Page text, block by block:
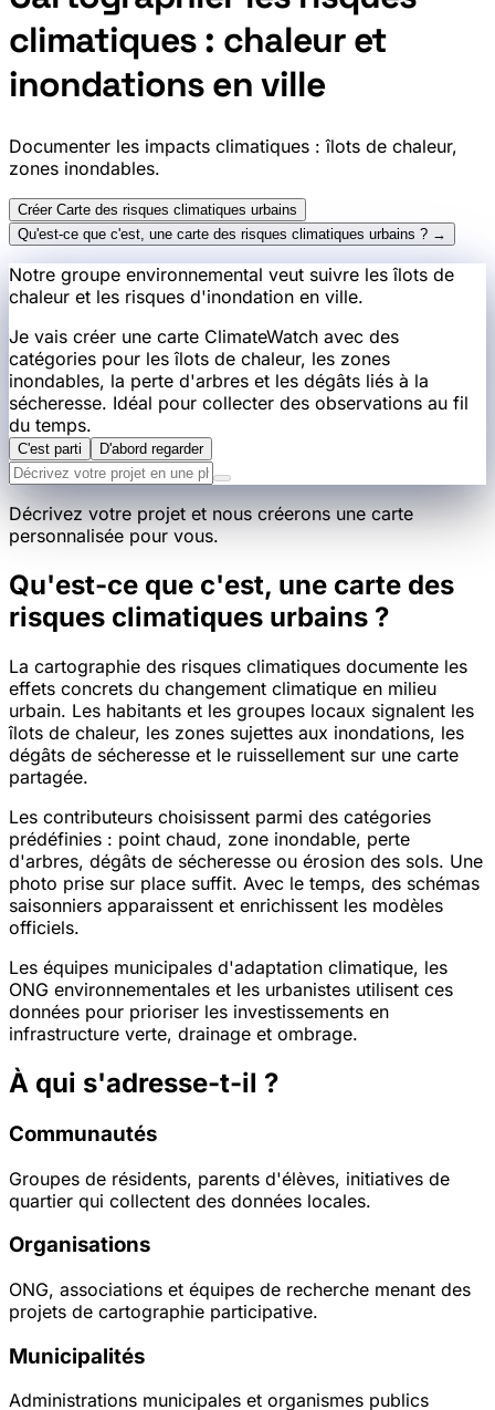
climatiques : chaleur et
inondations en ville
Documenter les impacts climatiques : îlots de chaleur,
zones inondables.
Créer Carte des risques climatiques urbains
Qu'est-ce que c'est, une carte des risques climatiques urbains ? →
Notre groupe environnemental veut suivre les îlots de
chaleur et les risques d'inondation en ville.
Je vais créer une carte ClimateWatch avec des
catégories pour les îlots de chaleur, les zones
inondables, la perte d'arbres et les dégâts liés à la
sécheresse. Idéal pour collecter des observations au fil
du temps.
C'est parti D'abord regarder
Décrivez votre projet et nous créerons une carte
personnalisée pour vous.
Qu'est-ce que c'est, une carte des
risques climatiques urbains ?
La cartographie des risques climatiques documente les
effets concrets du changement climatique en milieu
urbain. Les habitants et les groupes locaux signalent les
îlots de chaleur, les zones sujettes aux inondations, les
dégâts de sécheresse et le ruissellement sur une carte
partagée.
Les contributeurs choisissent parmi des catégories
prédéfinies : point chaud, zone inondable, perte
d'arbres, dégâts de sécheresse ou érosion des sols. Une
photo prise sur place suffit. Avec le temps, des schémas
saisonniers apparaissent et enrichissent les modèles
officiels.
Les équipes municipales d'adaptation climatique, les
ONG environnementales et les urbanistes utilisent ces
données pour prioriser les investissements en
infrastructure verte, drainage et ombrage.
À qui s'adresse-t-il ?
Communautés
Groupes de résidents, parents d'élèves, initiatives de
quartier qui collectent des données locales.
Organisations
ONG, associations et équipes de recherche menant des
projets de cartographie participative.
Municipalités
Administrations municipales et organismes publics